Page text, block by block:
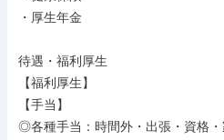
・厚生年金
待遇・福利厚生
【福利厚生】
【手当】
◎各種手当：時間外・出張・資格